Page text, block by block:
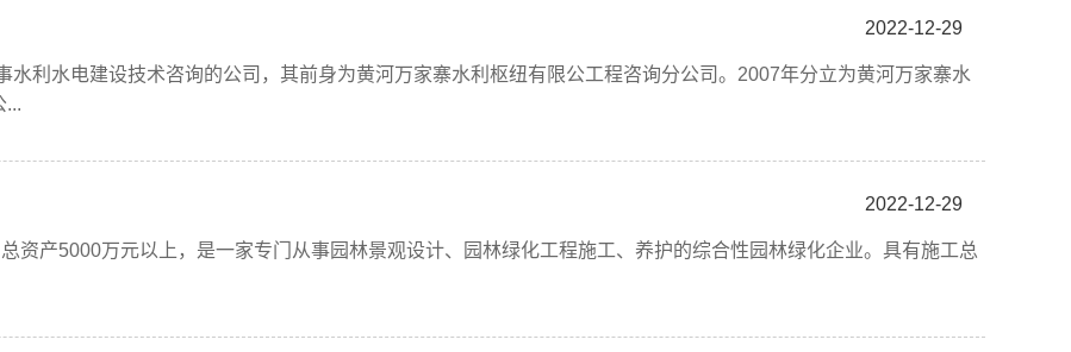
2022-12-29
水电建设技术咨询的公司，其前身为黄河万家寨水利枢纽有限公工程咨询分公司。2007年分立为黄河万家寨水
...
2022-12-29
产5000万元以上，是一家专门从事园林景观设计、园林绿化工程施工、养护的综合性园林绿化企业。具有施工总